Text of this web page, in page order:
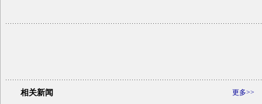
更多>>
相关新闻